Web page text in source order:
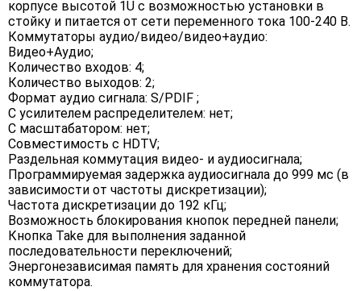
корпусе высотой 1U с возможностью установки в
стойку и питается от сети переменного тока 100-240 В.
Коммутаторы аудио/видео/видео+аудио:
Видео+Аудио;
Количество входов: 4;
Количество выходов: 2;
Формат аудио сигнала: S/PDIF ;
С усилителем распределителем: нет;
С масштабатором: нет;
Совместимость с HDTV;
Раздельная коммутация видео- и аудиосигнала;
Программируемая задержка аудиосигнала до 999 мс (в
зависимости от частоты дискретизации);
Частота дискретизации до 192 кГц;
Возможность блокирования кнопок передней панели;
Кнопка Take для выполнения заданной
последовательности переключений;
Энергонезависимая память для хранения состояний
коммутатора.